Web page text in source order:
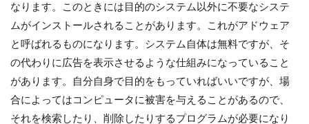
なります。このときには目的のシステム以外に不要なシステ
ムがインストールされることがあります。これがアドウェア
と呼ばれるものになります。システム自体は無料ですが、そ
の代わりに広告を表示させるような仕組みになっていること
があります。自分自身で目的をもっていればいいですが、場
合によってはコンピュータに被害を与えることがあるので、
それを検索したり、削除したりするプログラムが必要になり